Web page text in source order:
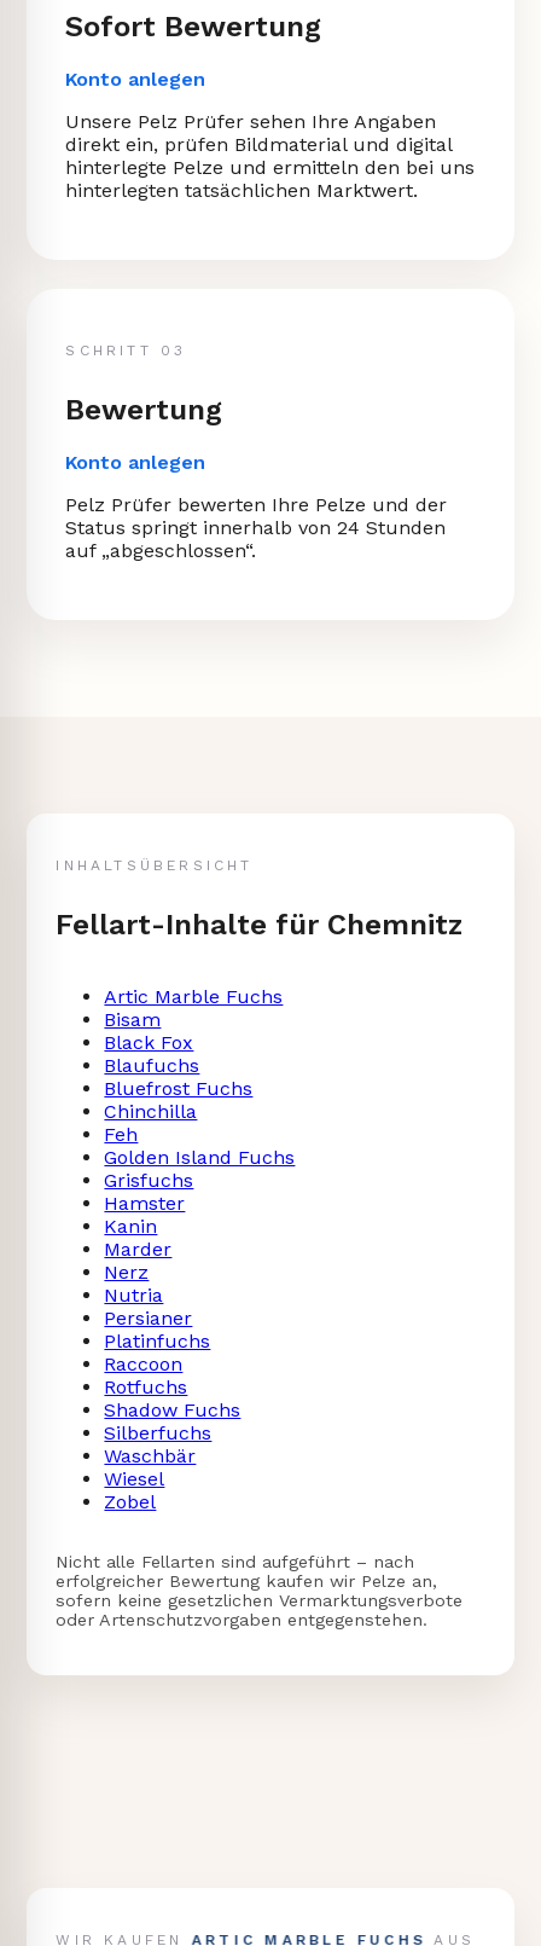
Sofort Bewertung
Konto anlegen
Unsere Pelz Prüfer sehen Ihre Angaben
direkt ein, prüfen Bildmaterial und digital
hinterlegte Pelze und ermitteln den bei uns
hinterlegten tatsächlichen Marktwert.
SCHRITT 03
Bewertung
Konto anlegen
Pelz Prüfer bewerten Ihre Pelze und der
Status springt innerhalb von 24 Stunden
auf „abgeschlossen“.
INHALTSÜBERSICHT
Fellart-Inhalte für Chemnitz
Artic Marble Fuchs
Bisam
Black Fox
Blaufuchs
Bluefrost Fuchs
Chinchilla
Feh
Golden Island Fuchs
Grisfuchs
Hamster
Kanin
Marder
Nerz
Nutria
Persianer
Platinfuchs
Raccoon
Rotfuchs
Shadow Fuchs
Silberfuchs
Waschbär
Wiesel
Zobel
Nicht alle Fellarten sind aufgeführt – nach
erfolgreicher Bewertung kaufen wir Pelze an,
sofern keine gesetzlichen Vermarktungsverbote
oder Artenschutzvorgaben entgegenstehen.
WIR KAUFENARTIC MARBLE FUCHS AUS